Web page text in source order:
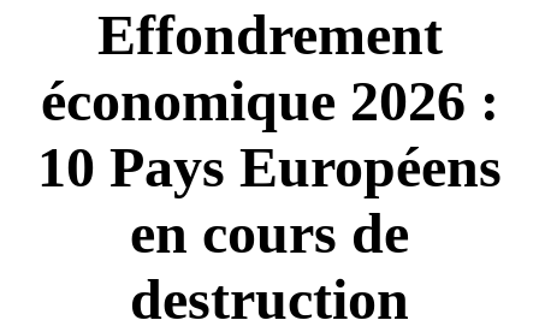
Effondrement
économique 2026 :
10 Pays Européens
en cours de
destruction